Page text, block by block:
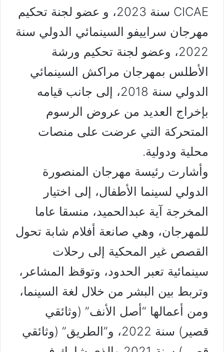
CICAE سنة 2023، و عضو لجنة تحكيم
مهرجان سراييفو السينمائي الدولي سنة
2022، وعضو لجنة تحكيم ورشة
الأطلس بمهرجان مراكش السينمائي
الدولي سنة 2018، إلى جانب قيامه
بإخراج العديد من عروض الرسوم
المتحركة التي عرضت على منصات
محلية ودولية.
وأشارت رئيسة مهرجان المنصورة
الدولي لسينما الأطفال، إلى اختيار
المخرجة آية عبدالحميد، منسقا عاما
للمهرجان، وهي صانعة أفلام شابة تحول
القصص غير المحكية إلى رحلات
سينمائية تعبر الحدود، وتوقظ المشاعر،
وتربط بين البشر من خلال لغة السينما،
ومن أعمالها “أصل الأنف” (وثائقي
قصير) سنة 2022، و”الطريق” (وثائقي